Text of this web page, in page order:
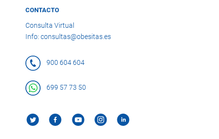
CONTACTO
Consulta Virtual
Info: consultas@obesitas.es
900 604 604
699 57 73 50